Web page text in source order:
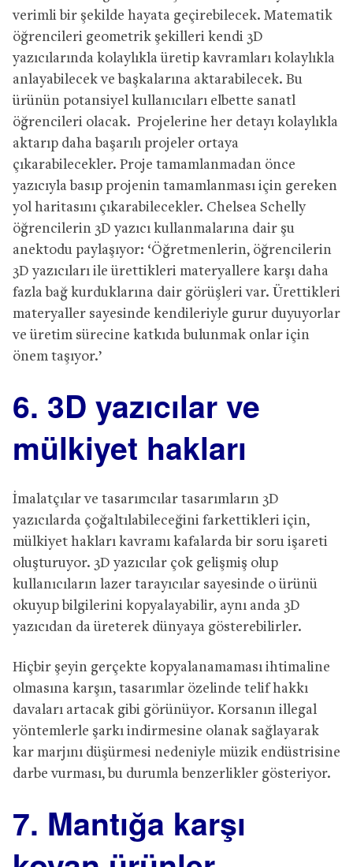
verimli bir şekilde hayata geçirebilecek. Matematik
öğrencileri geometrik şekilleri kendi 3D
yazıcılarında kolaylıkla üretip kavramları kolaylıkla
anlayabilecek ve başkalarına aktarabilecek. Bu
ürünün potansiyel kullanıcıları elbette sanatl
öğrencileri olacak. Projelerine her detayı kolaylıkla
aktarıp daha başarılı projeler ortaya
çıkarabilecekler. Proje tamamlanmadan önce
yazıcıyla basıp projenin tamamlanması için gereken
yol haritasını çıkarabilecekler. Chelsea Schelly
öğrencilerin 3D yazıcı kullanmalarına dair şu
anektodu paylaşıyor: ‘Öğretmenlerin, öğrencilerin
3D yazıcıları ile ürettikleri materyallere karşı daha
fazla bağ kurduklarına dair görüşleri var. Ürettikleri
materyaller sayesinde kendileriyle gurur duyuyorlar
ve üretim sürecine katkıda bulunmak onlar için
önem taşıyor.’
6. 3D yazıcılar ve
mülkiyet hakları
İmalatçılar ve tasarımcılar tasarımların 3D
yazıcılarda çoğaltılabileceğini farkettikleri için,
mülkiyet hakları kavramı kafalarda bir soru işareti
oluşturuyor. 3D yazıcılar çok gelişmiş olup
kullanıcıların lazer tarayıcılar sayesinde o ürünü
okuyup bilgilerini kopyalayabilir, aynı anda 3D
yazıcıdan da üreterek dünyaya gösterebilirler.
Hiçbir şeyin gerçekte kopyalanamaması ihtimaline
olmasına karşın, tasarımlar özelinde telif hakkı
davaları artacak gibi görünüyor. Korsanın illegal
yöntemlerle şarkı indirmesine olanak sağlayarak
kar marjını düşürmesi nedeniyle müzik endüstrisine
darbe vurması, bu durumla benzerlikler gösteriyor.
7. Mantığa karşı